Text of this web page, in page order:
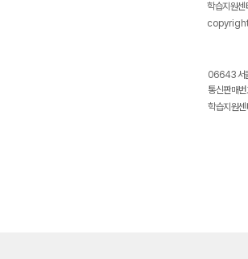
학습지원
06643 서
통신판매
학습지원